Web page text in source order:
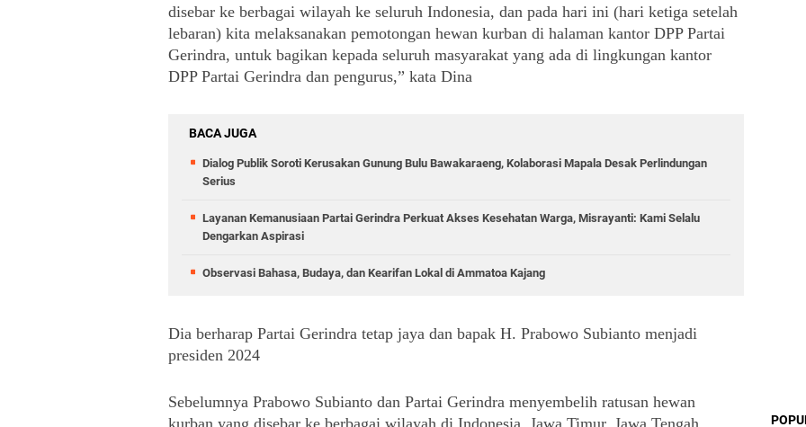
disebar ke berbagai wilayah ke seluruh Indonesia, dan pada hari ini (hari ketiga setelah
lebaran) kita melaksanakan pemotongan hewan kurban di halaman kantor DPP Partai
Gerindra, untuk bagikan kepada seluruh masyarakat yang ada di lingkungan kantor
DPP Partai Gerindra dan pengurus,” kata Dina
BACA JUGA
Dialog Publik Soroti Kerusakan Gunung Bulu Bawakaraeng, Kolaborasi Mapala Desak Perlindungan
Serius
Layanan Kemanusiaan Partai Gerindra Perkuat Akses Kesehatan Warga, Misrayanti: Kami Selalu
Dengarkan Aspirasi
Observasi Bahasa, Budaya, dan Kearifan Lokal di Ammatoa Kajang
Dia berharap Partai Gerindra tetap jaya dan bapak H. Prabowo Subianto menjadi
presiden 2024
Sebelumnya Prabowo Subianto dan Partai Gerindra menyembelih ratusan hewan
kurban yang disebar ke berbagai wilayah di Indonesia, Jawa Timur, Jawa Tengah,